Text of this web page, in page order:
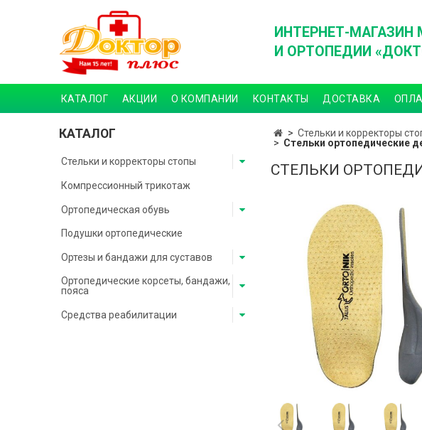
ИНТЕРНЕТ-МАГАЗИН
И ОРТОПЕДИИ
КАТАЛОГ АКЦИИ О КОМПАНИИ КОНТАКТЫ ДОСТАВКА
Стельки и корректоры
Стельки ортопедические
СТЕЛЬКИ
КАТАЛОГ
Стельки и корректоры стопы
Компрессионный трикотаж
Ортопедическая обувь
Подушки ортопедические
Ортезы и бандажи для суставов
Ортопедические корсеты, бандажи,
пояса
Средства реабилитации